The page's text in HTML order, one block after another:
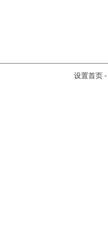
设置首页 -